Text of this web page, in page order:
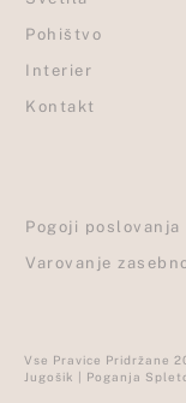
Pohištvo
Interier
Kontakt
Pogoji poslovanja
Varovanje
Vse Pravice Pridržane
Jugošik | Poganja